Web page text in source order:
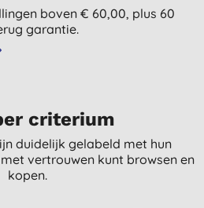
boven € 60,00, plus 60
garantie.
criterium
duidelijk gelabeld met hun
vertrouwen kunt browsen en
kopen.